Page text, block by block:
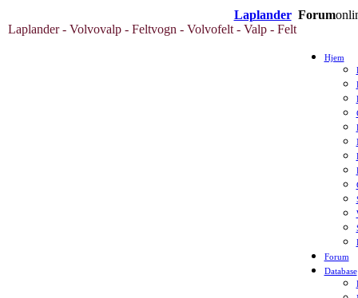
Laplander Forum
Laplander - Volvovalp - Feltvogn - Volvofelt - Valp - Felt
Hjem
Forum
Database